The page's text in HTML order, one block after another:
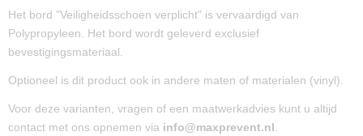
Het bord "Veiligheidsschoen verplicht" is vervaardigd van
Polypropyleen. Het bord wordt geleverd exclusief
bevestigingsmateriaal.
Optioneel is dit product ook in andere maten of materialen (vinyl).
Voor deze varianten, vragen of een maatwerkadvies kunt u altijd
contact met ons opnemen via info@maxprevent.nl